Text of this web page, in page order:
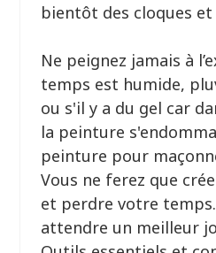
bientôt des cloques et
Ne peignez jamais à
temps est humide,
ou s'il y a du gel car
la peinture
peinture pour
Vous ne ferez que
et perdre votre
attendre un meilleur